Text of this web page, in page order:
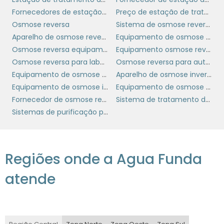
consumo.
Finalmente, a água tratada é armazenada
em reservatórios e distribuída através de uma
rede de tubulações para residências,
indústrias e outros usuários. As estações de
tratamento modernas incorporam
tecnologias avançadas e sistemas de
monitoramento em tempo real para garantir
a eficiência e a segurança do processo,
TECNOLOGIAS INOVADORAS NO
TRATAMENTO DE ÁGUA
Fornecedores de estação de tratamento de efluentes
Preço de estação de tratamento de efluentes industrial
Osmose reversa
Sistema de osmose reversa
Aparelho de osmose reversa
Equipamento de osmose reversa
Osmose reversa equipamento
Equipamento osmose reversa
Osmose reversa para laboratório
Osmose reversa para autoclave
Equipamento de osmose reversa industrial
Aparelho de osmose inversa
Equipamento de osmose inversa
Equipamento de osmose reversa para laboratorio
Fornecedor de osmose reversa para indústria
Sistema de tratamento de água para indústrias
Sistemas de purificação por osmose reversa
Regiões onde a Agua Funda
atende